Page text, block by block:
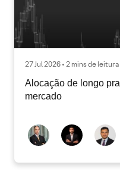
27 Jul 2026 • 2 mins de leitura
Alocação de longo
mercado